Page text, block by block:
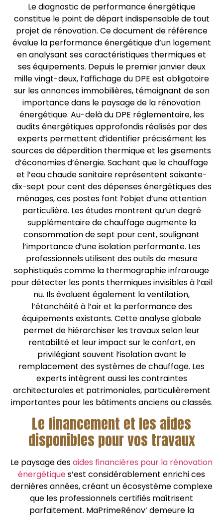
Le diagnostic de performance énergétique
constitue le point de départ indispensable de tout
projet de rénovation. Ce document de référence
évalue la performance énergétique d’un logement
en analysant ses caractéristiques thermiques et
ses équipements. Depuis le premier janvier deux
mille vingt-deux, l’affichage du DPE est obligatoire
sur les annonces immobilières, témoignant de son
importance dans le paysage de la rénovation
énergétique. Au-delà du DPE réglementaire, les
audits énergétiques approfondis réalisés par des
experts permettent d’identifier précisément les
sources de déperdition thermique et les gisements
d’économies d’énergie. Sachant que le chauffage
et l’eau chaude sanitaire représentent soixante-
dix-sept pour cent des dépenses énergétiques des
ménages, ces postes font l’objet d’une attention
particulière. Les études montrent qu’un degré
supplémentaire de chauffage augmente la
consommation de sept pour cent, soulignant
l’importance d’une isolation performante. Les
professionnels utilisent des outils de mesure
sophistiqués comme la thermographie infrarouge
pour détecter les ponts thermiques invisibles à l’œil
nu. Ils évaluent également la ventilation,
l’étanchéité à l’air et la performance des
équipements existants. Cette analyse globale
permet de hiérarchiser les travaux selon leur
rentabilité et leur impact sur le confort, en
privilégiant souvent l’isolation avant le
remplacement des systèmes de chauffage. Les
experts intègrent aussi les contraintes
architecturales et patrimoniales, particulièrement
importantes pour les bâtiments anciens ou classés.
Le financement et les aides
disponibles pour vos travaux
Le paysage desaides financières pour la rénovation
énergétiques’est considérablement enrichi ces
dernières années, créant un écosystème complexe
que les professionnels certifiés maîtrisent
parfaitement. MaPrimeRénov’ demeure la